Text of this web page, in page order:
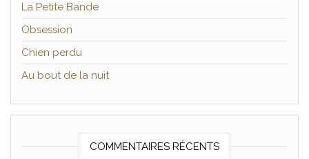
La Petite Bande
Obsession
Chien perdu
Au bout de la nuit
COMMENTAIRES RÉCENTS